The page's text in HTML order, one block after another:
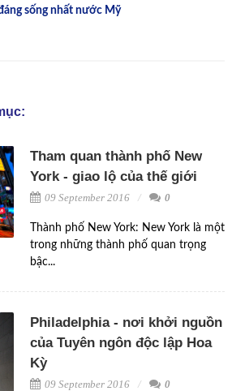
sống nhất nước Mỹ
Tham quan thành phố New
York - giao lộ của thế giới
09 September 2016 0
Thành phố New York: New York là một
trong những thành phố quan trọng
bậc...
Philadelphia - nơi khởi nguồn
của Tuyên ngôn độc lập Hoa
Kỳ
09 September 2016 0